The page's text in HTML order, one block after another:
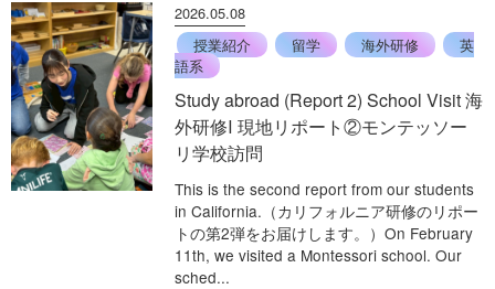
2026.05.08
授業紹介
留学 海外研修
英
語系
Study abroad (Report 2) School Visit 海
外研修Ⅰ 現地リポート②モンテッソー
リ学校訪問
This is the second report from our students
in California.（カリフォルニア研修のリポー
トの第2弾をお届けします。）On February
11th, we visited a Montessori school. Our
sched...